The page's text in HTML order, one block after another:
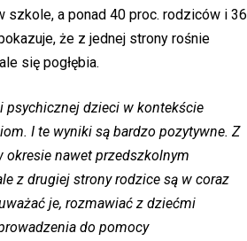
szkole, a ponad 40 proc. rodziców i 36
że z jednej strony rośnie
się pogłębia.
psychicznej dzieci w kontekście
I te wyniki są bardzo pozytywne. Z
okresie nawet przedszkolnym
z drugiej strony rodzice są w coraz
je, rozmawiać z dziećmi
do pomocy